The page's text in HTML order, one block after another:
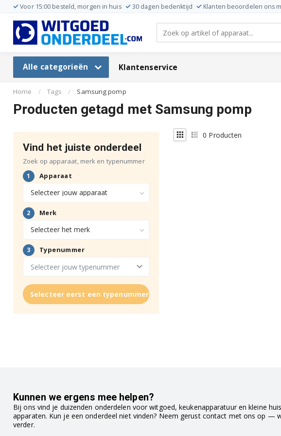
Voor 15:00 besteld, morgen in huis 30 dagen bedenktijd Klanten beoordelen ons
Alle categorieën Klantenservice
Home / Tags / Samsung pomp
Producten getagd met Samsung pomp
Vind het juiste onderdeel
Zoek op apparaat, merk en typenummer
Selecteer eerst een typenummer
0 Producten
Kunnen we ergens mee helpen?
Bij ons vind je duizenden onderdelen voor witgoed, keukenapparatuur en kleine
apparaten. Kun je een onderdeel niet vinden? Neem gerust contact met ons op —
verder.